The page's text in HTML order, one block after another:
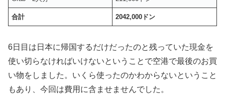
合計 2042,000ドン
6日目は日本に帰国するだけだったのと残っていた現金を
使い切らなければいけないということで空港で最後のお買
い物をしました。いくら使ったのかわからないということ
もあり、今回は費用に含ませませんでした。